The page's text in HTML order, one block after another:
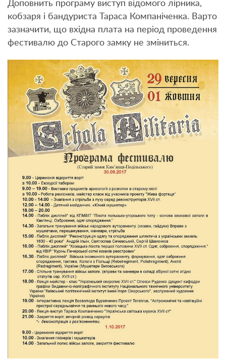
Доповнить програму виступ відомого лірника,
кобзаря і бандуриста Тараса Компаніченка. Варто
зазначити, що вхідна плата на період проведення
фестивалю до Старого замку не зміниться.